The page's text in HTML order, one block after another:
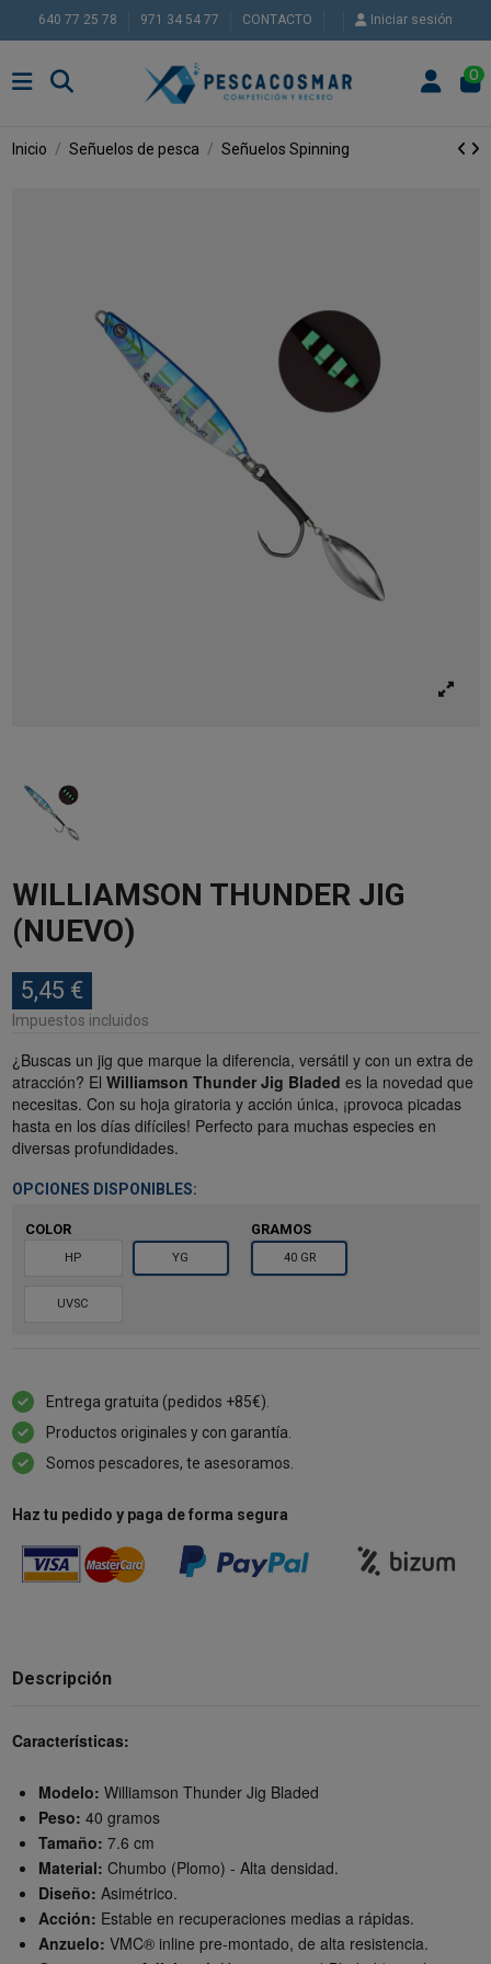
640 77 25 78 971 34 54 77 CONTACTO Iniciar sesión
0
Inicio Señuelos de pesca Señuelos Spinning
WILLIAMSON THUNDER JIG
(NUEVO)
5,45 €
Impuestos incluidos
¿Buscas un jig que marque la diferencia, versátil y con un extra de
atracción? El Williamson Thunder Jig Bladed es la novedad que
necesitas. Con su hoja giratoria y acción única, ¡provoca picadas
hasta en los días difíciles! Perfecto para muchas especies en
diversas profundidades.
OPCIONES DISPONIBLES:
COLOR
HP YG
UVSC
GRAMOS
40 GR
Entrega gratuita (pedidos +85€).
Productos originales y con garantía.
Somos pescadores, te asesoramos.
Haz tu pedido y paga de forma segura
Descripción
Características:
Modelo: Williamson Thunder Jig Bladed
Peso: 40 gramos
Tamaño: 7.6 cm
Material: Chumbo (Plomo) - Alta densidad.
Diseño: Asimétrico.
Acción: Estable en recuperaciones medias a rápidas.
Anzuelo: VMC® inline pre-montado, de alta resistencia.